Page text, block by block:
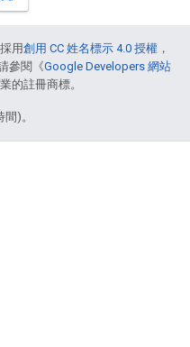
用創用 CC 姓名標示 4.0 授權 ，
參閱《Google Developers 網站
的註冊商標。
)。